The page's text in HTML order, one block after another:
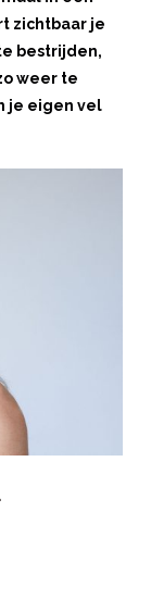
zichtbaar je
bestrijden,
weer te
je eigen vel